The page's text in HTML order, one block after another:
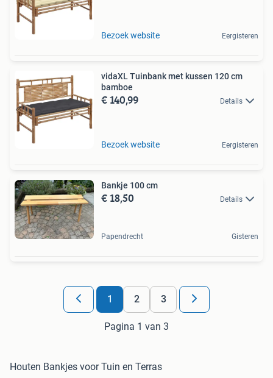
Bezoek website Eergisteren
vidaXL Tuinbank met kussen 120 cm
bamboe
€ 140,99 Details
Bezoek website Eergisteren
Bankje 100 cm
€ 18,50 Details
Papendrecht Gisteren
1 2 3
Pagina 1 van 3
Houten Bankjes voor Tuin en Terras